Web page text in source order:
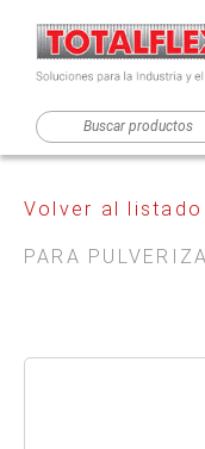
Volver al listado
PARA